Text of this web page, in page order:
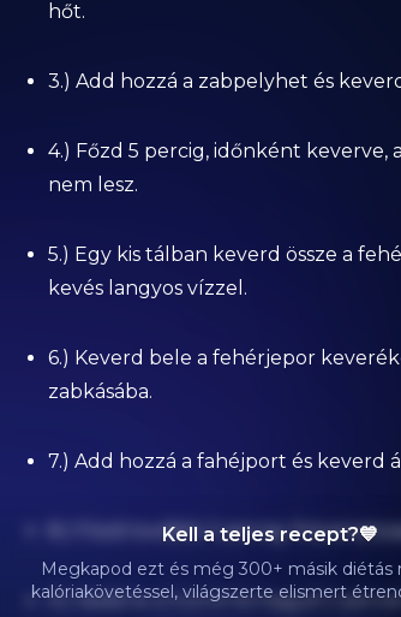
hőt.
3.) Add hozzá a zabpelyhet és
4.) Főzd 5 percig, időnként keverve,
nem lesz.
5.) Egy kis tálban keverd össze a
kevés langyos vízzel.
6.) Keverd bele a fehérjepor
zabkásába.
7.) Add hozzá a fahéjport és keverd
8.) Főzd további 2 percig,
9.) Vedd le a tűzről és hagyd 2
Kell a teljes recept?💙
Megkapod ezt és még 300+ másik diétás
kalóriakövetéssel, világszerte elismert